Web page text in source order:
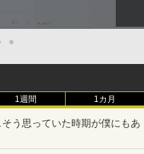
●
1週間 1カ月
う思っていた時期が僕にもあ